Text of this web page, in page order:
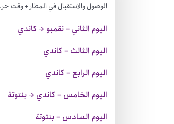
الوصول والاستقبال في المطار + وقت حر.
اليوم الثاني – نقمبو → كاندي
اليوم الثالث – كاندي
اليوم الرابع – كاندي
اليوم الخامس – كاندي → بنتوتة
اليوم السادس – بنتوتة